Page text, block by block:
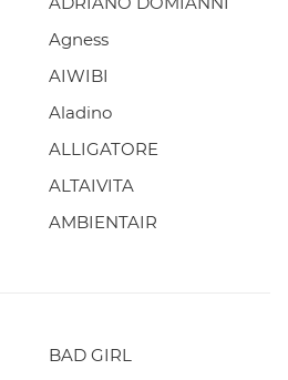
Agness
AIWIBI
Aladino
ALLIGATORE
ALTAIVITA
AMBIENTAIR
BAD GIRL